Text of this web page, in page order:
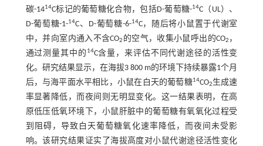
碳-1414C标记的葡萄糖化合物，包括D-葡萄糖-14C（UL）、
D-葡萄糖-1-14C、D-葡萄糖-6-14C，随后将小鼠置于代谢室
中，并向室内通入不含CO2 的空气，收集小鼠呼出的CO2 ，
通过测量其中的 14C含量，来评估不同代谢途径的活性变
化。研究结果显示，在海拔3 800 m的环境下持续暴露1个月
后，与海平面水平相比，小鼠在白天的葡萄糖14CO2生成速
率显著降低，而夜间则无明显变化。这一结果表明，在高
原低压低氧环境下，小鼠肝脏中的葡萄糖有氧氧化过程受
到阻碍，导致白天葡萄糖氧化速率降低，而夜间未受影
响。该研究结果证实了海拔高度对小鼠代谢途径活性变化